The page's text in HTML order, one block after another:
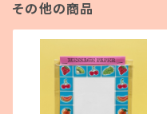
その他の商品